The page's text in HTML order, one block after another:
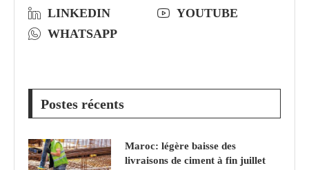
LINKEDIN
YOUTUBE
WHATSAPP
Postes récents
Maroc: légère baisse des
livraisons de ciment à fin juillet